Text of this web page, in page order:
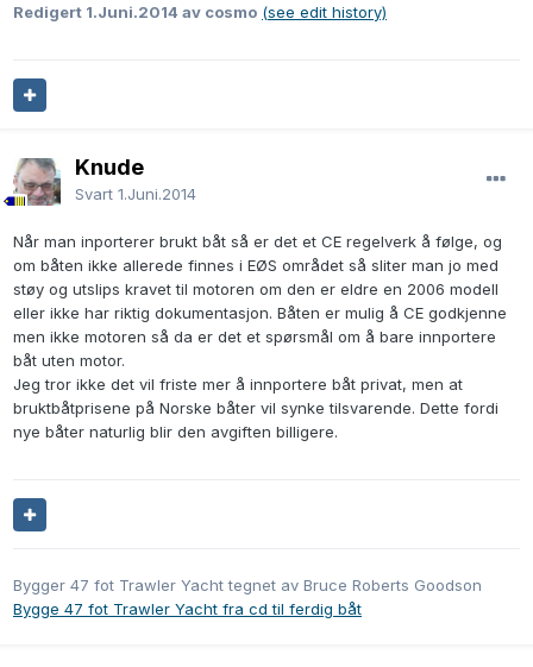
Redigert 1.Juni.2014 av cosmo (see edit history)
Knude
Svart 1.Juni.2014
Når man inporterer brukt båt så er det et CE regelverk å følge, og
om båten ikke allerede finnes i EØS området så sliter man jo med
støy og utslips kravet til motoren om den er eldre en 2006 modell
eller ikke har riktig dokumentasjon. Båten er mulig å CE godkjenne
men ikke motoren så da er det et spørsmål om å bare innportere
båt uten motor.
Jeg tror ikke det vil friste mer å innportere båt privat, men at
bruktbåtprisene på Norske båter vil synke tilsvarende. Dette fordi
nye båter naturlig blir den avgiften billigere.
Bygger 47 fot Trawler Yacht tegnet av Bruce Roberts Goodson
Bygge 47 fot Trawler Yacht fra cd til ferdig båt